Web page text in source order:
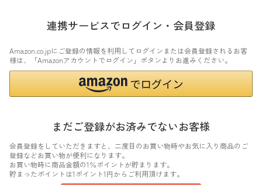
連携サービスでログイン・会員登録
Amazon.co.jpにご登録の情報を利用してログインまたは会員登録されるお客
様は、「Amazonアカウントでログイン」ボタンよりお進みください。
まだご登録がお済みでないお客様
会員登録をしていただきますと、二度目のお買い物時やお気に入り商品のご
登録などお買い物が便利になります。
お買い物時に商品金額の1％ポイントが貯まります。
貯まったポイントは1ポイント1円からご利用頂けます。